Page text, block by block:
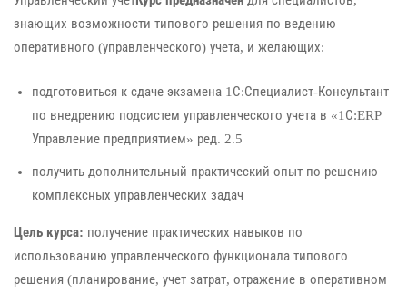
знающих возможности типового решения по ведению
оперативного (управленческого) учета, и желающих:
подготовиться к сдаче экзамена 1С:Специалист-Консультант
по внедрению подсистем управленческого учета в «1С:ERP
Управление предприятием» ред. 2.5
получить дополнительный практический опыт по решению
комплексных управленческих задач
Цель курса: получение практических навыков по
использованию управленческого функционала типового
решения (планирование, учет затрат, отражение в оперативном